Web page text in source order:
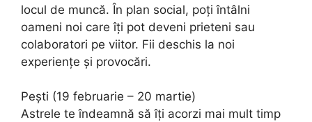
locul de muncă. În plan social, poți întâlni
oameni noi care îți pot deveni prieteni sau
colaboratori pe viitor. Fii deschis la noi
experiențe și provocări.
Pești (19 februarie – 20 martie)
Astrele te îndeamnă să îți acorzi mai mult timp